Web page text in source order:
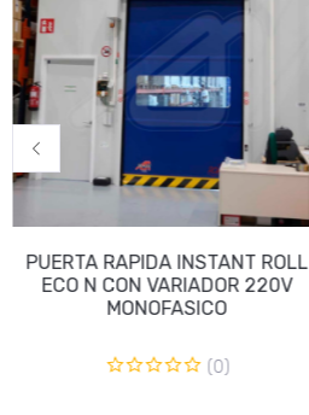
PUERTA RAPIDA INSTANT PASS
(0)